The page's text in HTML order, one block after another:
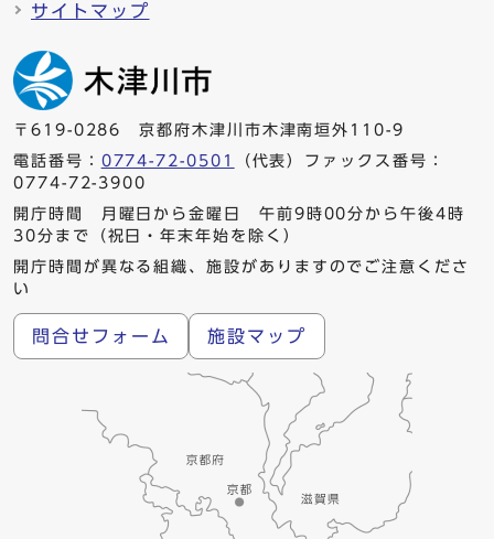
サイトマップ
〒619-0286 京都府木津川市木津南垣外110-9
電話番号： 0774-72-0501
（代表）ファックス番号：
0774-72-3900
開庁時間 月曜日から金曜日 午前9時00分から午後4時
30分まで（祝日・年末年始を除く）
開庁時間が異なる組織、施設がありますのでご注意くださ
い
問合せフォーム 施設マップ